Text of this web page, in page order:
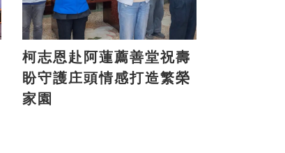
柯志恩赴阿蓮薦善堂祝壽
盼守護庄頭情感打造繁榮
家園